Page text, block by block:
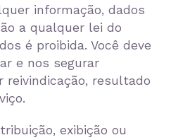
informação, dados
a qualquer lei do
é proibida. Você deve
e nos segurar
reivindicação, resultado
exibição ou